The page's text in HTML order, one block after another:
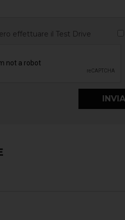
effettuare il Test Drive